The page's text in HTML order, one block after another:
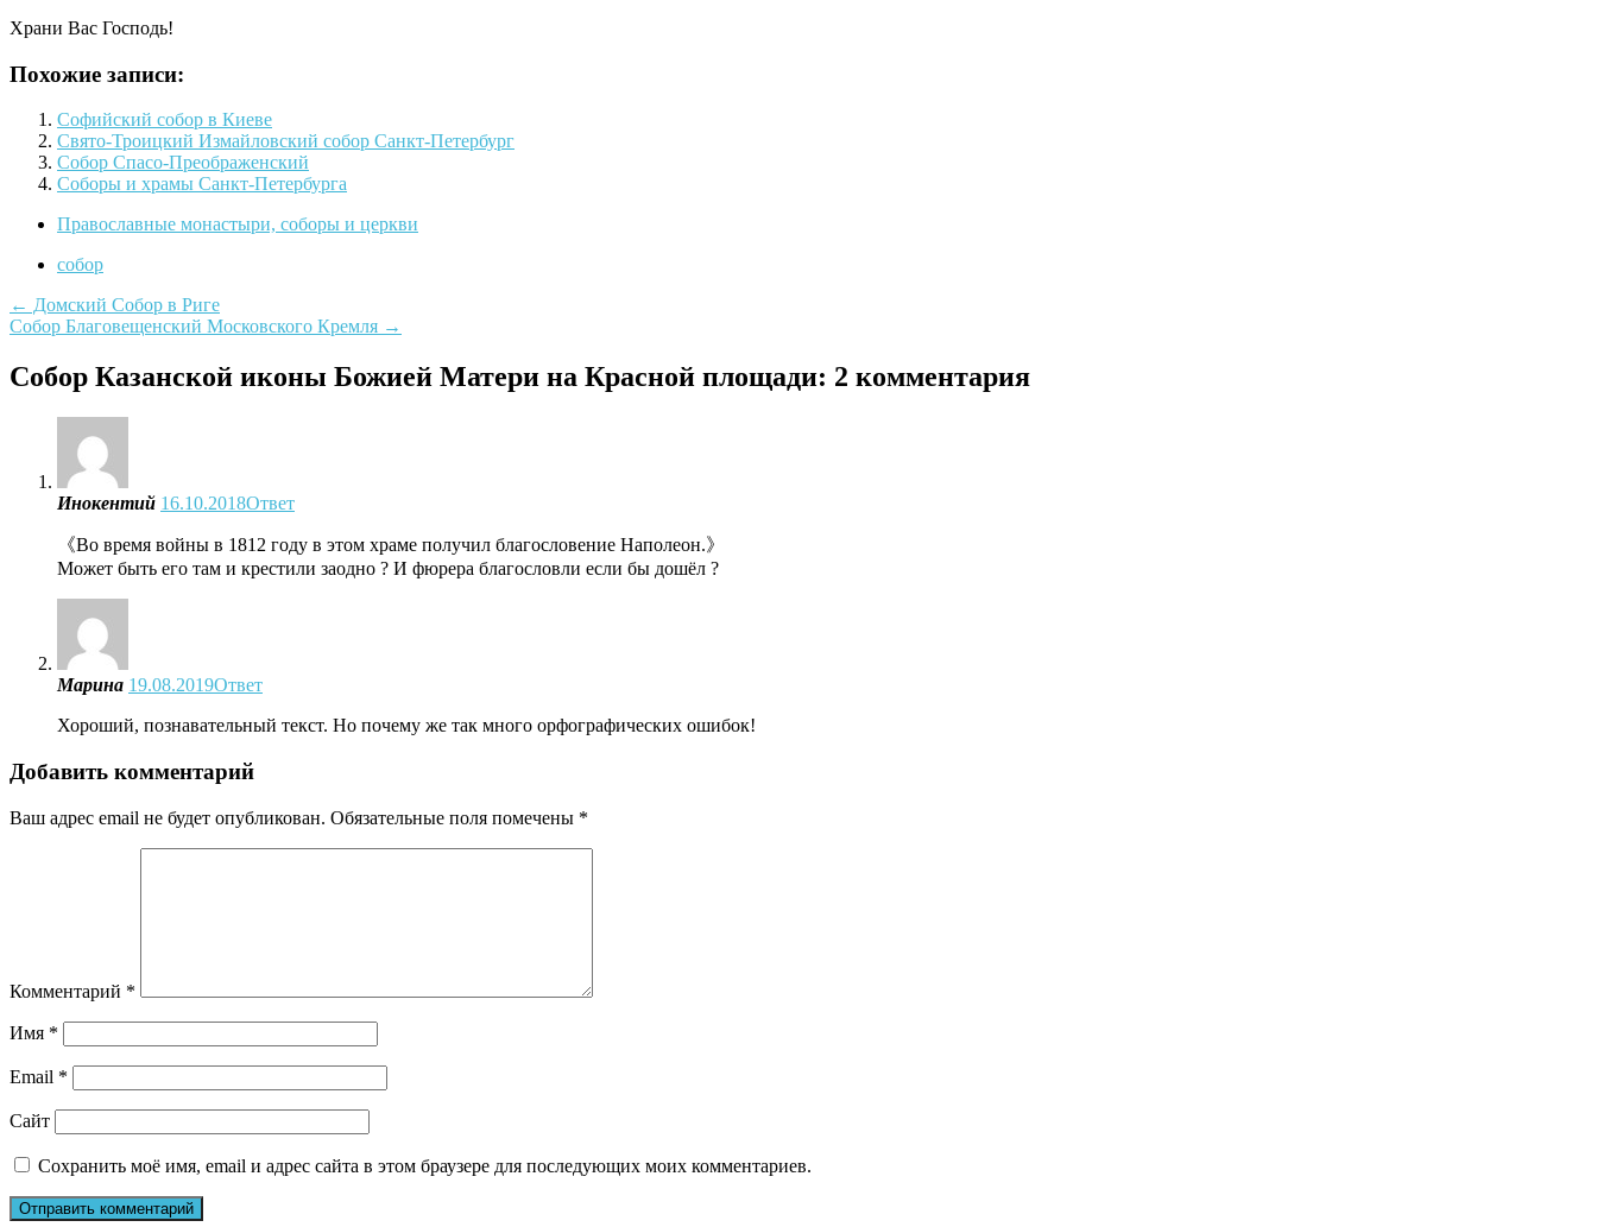
Храни Вас Господь!
Похожие записи:
Софийский собор в Киеве
Свято-Троицкий Измайловский собор Санкт-Петербург
Собор Спасо-Преображенский
Соборы и храмы Санкт-Петербурга
Православные монастыри, соборы и церкви
собор
Навигация
по
записям
← Домский Собор в Риге
Собор Благовещенский Московского Кремля →
Cобор Казанской иконы Божией Матери на Красной площади: 2 комментария
Инокентий 16.10.2018Ответ
《Во время войны в 1812 году в этом храме получил благословение Наполеон.》
Может быть его там и крестили заодно ? И фюрера благословли если бы дошёл ?
Марина 19.08.2019Ответ
Хороший, познавательный текст. Но почему же так много орфографических ошибок!
Добавить комментарий
Ваш адрес email не будет опубликован. Обязательные поля помечены *
Комментарий *
Имя *
Email *
Сайт
Сохранить моё имя, email и адрес сайта в этом браузере для последующих моих комментариев.